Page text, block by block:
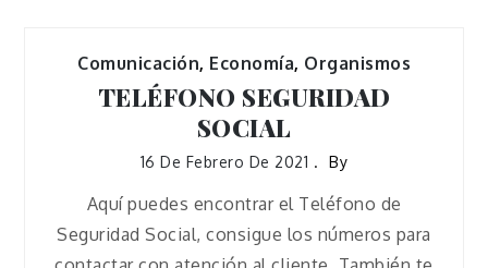
Comunicación, Economía, Organismos
TELÉFONO SEGURIDAD
SOCIAL
16 De Febrero De 2021 By
Aquí puedes encontrar el Teléfono de
Seguridad Social, consigue los números para